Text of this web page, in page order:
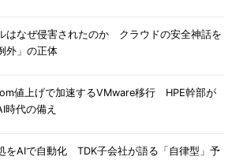
はなぜ侵害されたのか クラウドの安全神話を
外」の正体
値上げで加速するVMware移行 HPE幹部が
時代の備え
をAIで自動化 TDK子会社が語る「自律型」予